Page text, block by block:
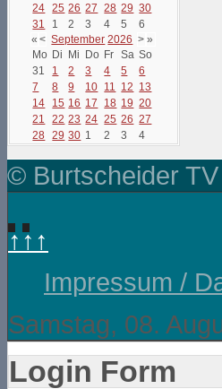
24 25 26 27 28 29 30
31
1 2 3 4 5
6
« < September 2026 > »
Mo Di Mi Do Fr Sa So
31
1 2 3 4 5
6
7
8 9 10 11 12 13
14
15 16 17 18 19 20
21
22 23 24 25 26 27
28 29 30 1 2 3 4
© Burtscheider TV
↑↑↑
Impressum /
Samstag, 08.
Login Form